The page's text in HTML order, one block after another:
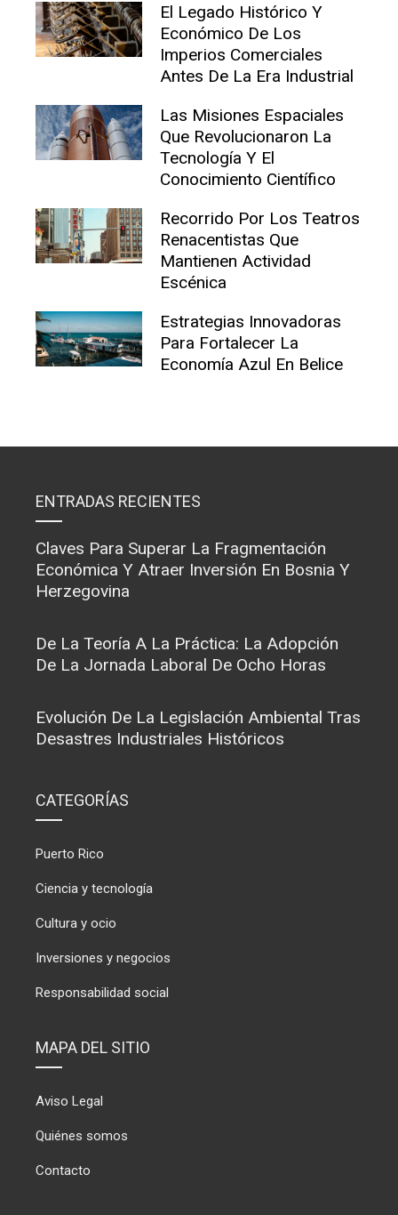
El Legado Histórico Y
Económico De Los
Imperios Comerciales
Antes De La Era Industrial
Las Misiones Espaciales
Que Revolucionaron La
Tecnología Y El
Conocimiento Científico
Recorrido Por Los Teatros
Renacentistas Que
Mantienen Actividad
Escénica
Estrategias Innovadoras
Para Fortalecer La
Economía Azul En Belice
ENTRADAS RECIENTES
Claves Para Superar La Fragmentación
Económica Y Atraer Inversión En Bosnia Y
Herzegovina
De La Teoría A La Práctica: La Adopción
De La Jornada Laboral De Ocho Horas
Evolución De La Legislación Ambiental Tras
Desastres Industriales Históricos
CATEGORÍAS
Puerto Rico
Ciencia y tecnología
Cultura y ocio
Inversiones y negocios
Responsabilidad social
MAPA DEL SITIO
Aviso Legal
Quiénes somos
Contacto